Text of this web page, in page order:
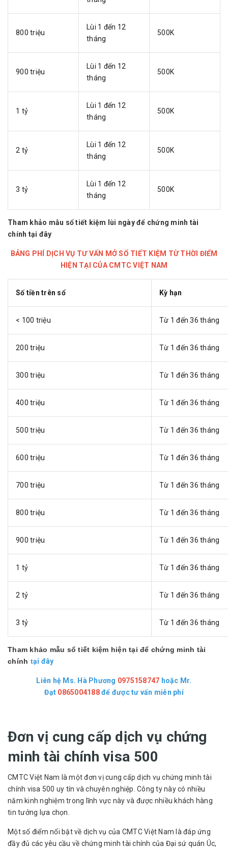
800 triệu
Lùi 1 đến 12
tháng
500K
900 triệu
Lùi 1 đến 12
tháng
500K
1 tỷ
Lùi 1 đến 12
tháng
500K
2 tỷ
Lùi 1 đến 12
tháng
500K
3 tỷ
Lùi 1 đến 12
tháng
500K
Tham khảo mẫu sổ tiết kiệm lùi ngày để chứng minh tài
chính tại đây
BẢNG PHÍ DỊCH VỤ TƯ VẤN MỞ SỔ TIẾT KIỆM TỪ THỜI ĐIỂM
HIỆN TẠI CỦA CMTC VIỆT NAM
Số tiền trên sổ Kỳ hạn
< 100 triệu Từ 1 đến 36 tháng
200 triệu Từ 1 đến 36 tháng
300 triệu Từ 1 đến 36 tháng
400 triệu Từ 1 đến 36 tháng
500 triệu Từ 1 đến 36 tháng
600 triệu Từ 1 đến 36 tháng
700 triệu Từ 1 đến 36 tháng
800 triệu Từ 1 đến 36 tháng
900 triệu Từ 1 đến 36 tháng
1 tỷ Từ 1 đến 36 tháng
2 tỷ Từ 1 đến 36 tháng
3 tỷ Từ 1 đến 36 tháng
Tham khảo mẫu sổ tiết kiệm hiện tại để chứng minh tài
chính tại đây
Liên hệ Ms. Hà Phương 0975158747 hoặc Mr.
Đạt 0865004188 để được tư vấn miễn phí
Đơn vị cung cấp dịch vụ chứng
minh tài chính visa 500
CMTC Việt Nam là một đơn vị cung cấp dịch vụ chứng minh tài
chính visa 500 uy tín và chuyên nghiệp. Công ty này có nhiều
năm kinh nghiệm trong lĩnh vực này và được nhiều khách hàng
tin tưởng lựa chọn.
Một số điểm nổi bật về dịch vụ của CMTC Việt Nam là đáp ứng
đầy đủ các yêu cầu về chứng minh tài chính của Đại sứ quán Úc,